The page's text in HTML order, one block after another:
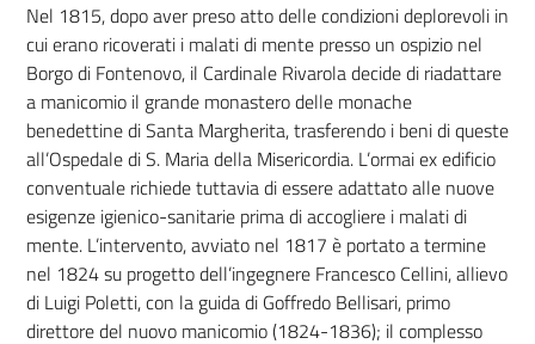
Nel 1815, dopo aver preso atto delle condizioni deplorevoli in
cui erano ricoverati i malati di mente presso un ospizio nel
Borgo di Fontenovo, il Cardinale Rivarola decide di riadattare
a manicomio il grande monastero delle monache
benedettine di Santa Margherita, trasferendo i beni di queste
all’Ospedale di S. Maria della Misericordia. L’ormai ex edificio
conventuale richiede tuttavia di essere adattato alle nuove
esigenze igienico-sanitarie prima di accogliere i malati di
mente. L’intervento, avviato nel 1817 è portato a termine
nel 1824 su progetto dell’ingegnere Francesco Cellini, allievo
di Luigi Poletti, con la guida di Goffredo Bellisari, primo
direttore del nuovo manicomio (1824-1836); il complesso